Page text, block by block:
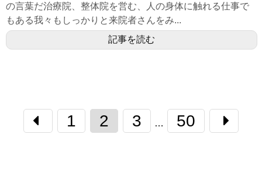
の言葉だ治療院、整体院を営む、人の身体に触れる仕事で
もある我々もしっかりと来院者さんをみ...
記事を読む
1 2 3 … 50